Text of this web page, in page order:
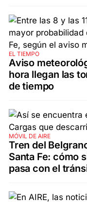
EL TIEMPO
Aviso
hora llegan las
de tiempo
MÓVIL DE AIRE
Tren del
Santa Fe: cómo
pasa con el